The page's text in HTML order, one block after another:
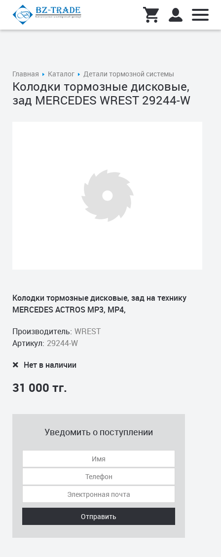
Главная Каталог Детали тормозной системы
Колодки тормозные дисковые,
зад MERCEDES WREST 29244-W
Колодки тормозные дисковые, зад на технику
MERCEDES ACTROS MP3, MP4,
Производитель: WREST
Артикул: 29244-W
Нет в наличии
31 000 тг.
Уведомить о поступлении
Отправить